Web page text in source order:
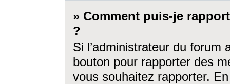
» Comment puis-je
?
Si l’administrateur du forum
bouton pour rapporter des
vous souhaitez rapporter.